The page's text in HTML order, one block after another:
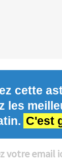
cette
les
C'est